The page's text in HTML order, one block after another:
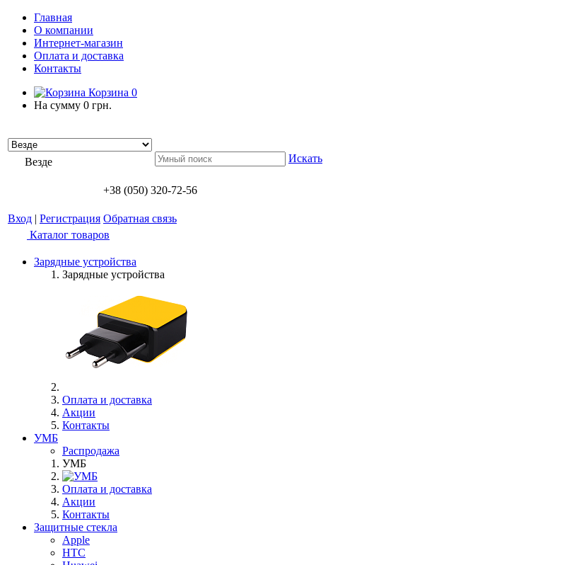
Главная
О компании
Интернет-магазин
Оплата и доставка
Контакты
Корзина 0
На сумму 0 грн.
Везде Искать
+38 (050) 320-72-56
Вход | Регистрация Обратная связь
Каталог товаров
Зарядные устройства
Зарядные устройства
Оплата и доставка
Акции
Контакты
УМБ
Распродажа
УМБ
Оплата и доставка
Акции
Контакты
Защитные стекла
Apple
HTC